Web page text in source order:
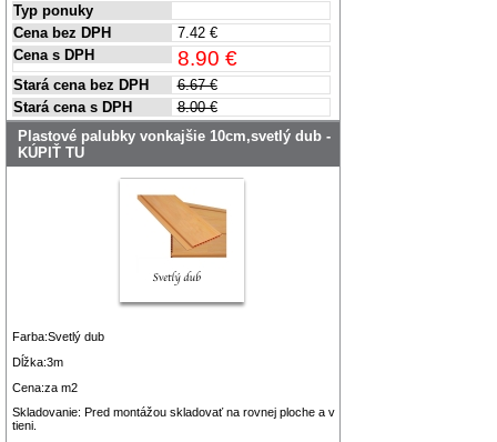
Typ ponuky
Cena bez DPH
7.42 €
Cena s DPH
8.90 €
Stará cena bez DPH
6.67 €
Stará cena s DPH
8.00 €
Plastové palubky vonkajšie 10cm,svetlý dub -
KÚPIŤ TU
Farba:Svetlý dub
Dĺžka:3m
Cena:za m2
Skladovanie: Pred montážou skladovať na rovnej ploche a v
tieni.